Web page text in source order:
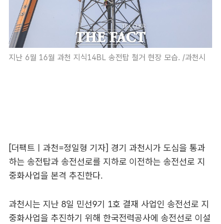
지난 6월 16월 과천 지식14BL 송전탑 철거 현장 모습. /과천시
[더팩트ㅣ과천=정일형 기자] 경기 과천시가 도심을 통과
하는 송전탑과 송전선로를 지하로 이전하는 송전선로 지
중화사업을 본격 추진한다.
과천시는 지난 8일 민선9기 1호 결재 사업인 송전선로 지
중화사업을 추진하기 위해 한국전력공사에 송전선로 이설